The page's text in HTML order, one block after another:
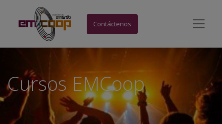
Contáctenos
Cursos EMCoop